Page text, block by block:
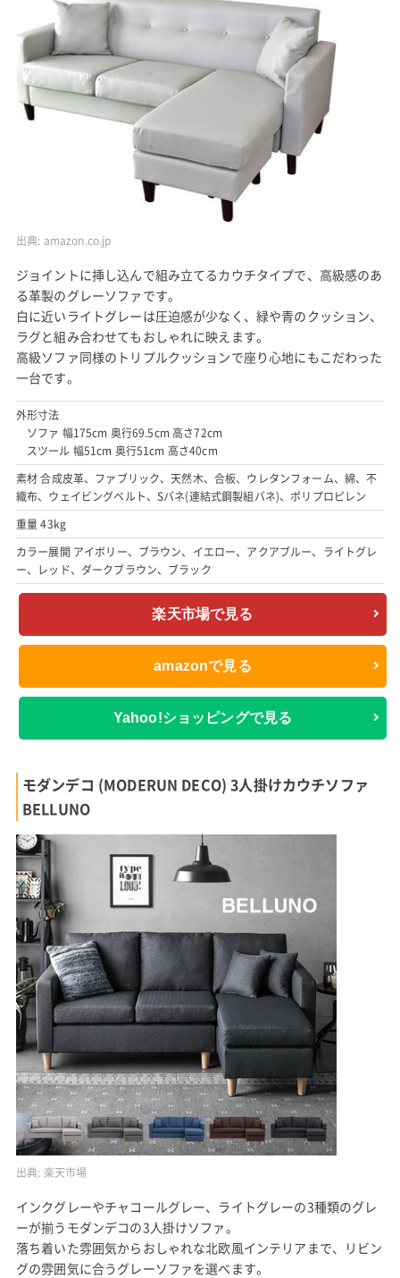
出典: amazon.co.jp
ジョイントに挿し込んで組み立てるカウチタイプで、高級感のあ
る革製のグレーソファです。
白に近いライトグレーは圧迫感が少なく、緑や青のクッション、
ラグと組み合わせてもおしゃれに映えます。
高級ソファ同様のトリプルクッションで座り心地にもこだわった
一台です。
外形寸法
ソファ 幅175cm 奥行69.5cm 高さ72cm
スツール 幅51cm 奥行51cm 高さ40cm
素材 合成皮革、ファブリック、天然木、合板、ウレタンフォーム、綿、不
織布、ウェイビングベルト、Sバネ(連結式鋼製組バネ)、ポリプロピレン
重量 43kg
カラー展開 アイボリー、ブラウン、イエロー、アクアブルー、ライトグレ
ー、レッド、ダークブラウン、ブラック
楽天市場で見る
amazonで見る
Yahoo!ショッピングで見る
モダンデコ (MODERUN DECO) 3人掛けカウチソファ
BELLUNO
出典: 楽天市場
インクグレーやチャコールグレー、ライトグレーの3種類のグレ
ーが揃うモダンデコの3人掛けソファ。
落ち着いた雰囲気からおしゃれな北欧風インテリアまで、リビン
グの雰囲気に合うグレーソファを選べます。